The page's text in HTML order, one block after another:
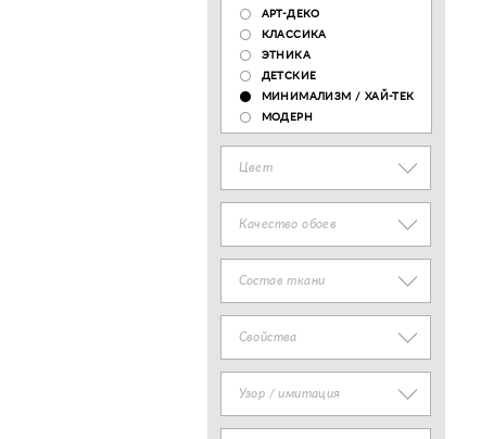
АРТ-ДЕКО
КЛАССИКА
ЭТНИКА
ДЕТСКИЕ
МИНИМАЛИЗМ / ХАЙ-ТЕК
МОДЕРН
Цвет
Качество обоев
Состав ткани
Свойства
Узор / имитация